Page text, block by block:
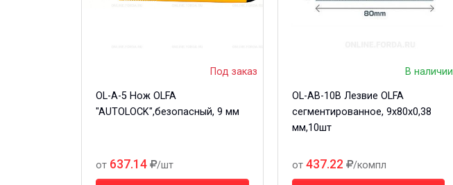
Под заказ
OL-A-5 Нож OLFA
"AUTOLOCK",безопасный, 9 мм
от 637.14 /шт
В наличии
OL-AB-10B Лезвие OLFA
сегментированное, 9х80х0,38
мм,10шт
от 437.22 /компл